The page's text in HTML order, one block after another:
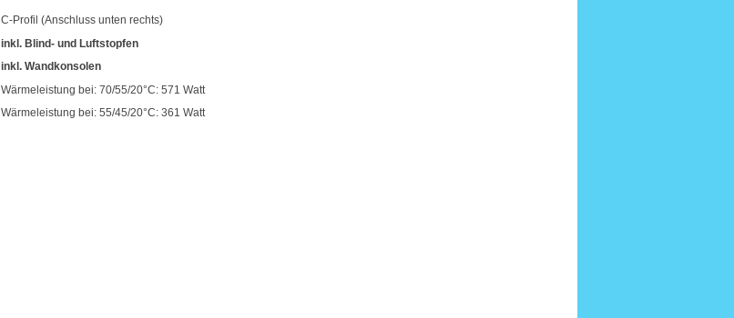
C-Profil (Anschluss unten rechts)
inkl. Blind- und Luftstopfen
inkl. Wandkonsolen
Wärmeleistung bei: 70/55/20°C: 571 Watt
Wärmeleistung bei: 55/45/20°C: 361 Watt